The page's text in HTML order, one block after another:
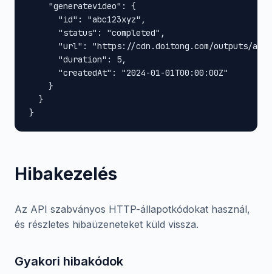
    "generatevideo": {
      "id": "abc123xyz",
      "status": "completed",
"url": "https://cdn.doitong.com/outputs/
      "duration": 5,
      "createdAt": "2024-01-01T00:00:00Z"
    }
  }
}
Hibakezelés
Az API szabványos HTTP-állapotkódokat használ,
és részletes hibaüzeneteket küld vissza.
Gyakori hibakódok